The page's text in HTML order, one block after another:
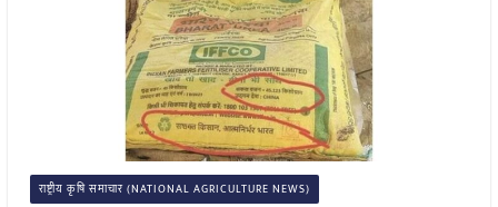
राष्ट्रीय कृषि समाचार (NATIONAL AGRICULTURE NEWS)